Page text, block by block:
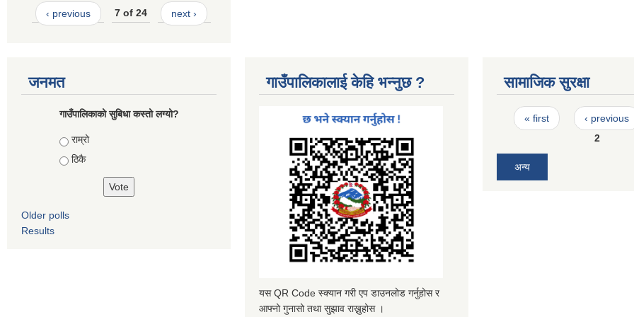
‹ previous 7 of 24 next ›
जनमत
गाउँपालिकाको सुबिधा कस्तो लग्यो?
Choices
राम्रो
ठिकै
Older polls
Results
गाउँपालिकालाई केहि भन्नुछ ?
यस QR Code स्क्यान गरी एप डाउनलोड गर्नुहोस र
आफ्नो गुनासो तथा सुझाव राख्नुहोस ।
सामाजिक सुरक्षा
Pages
« first
‹ previous
2
अन्य